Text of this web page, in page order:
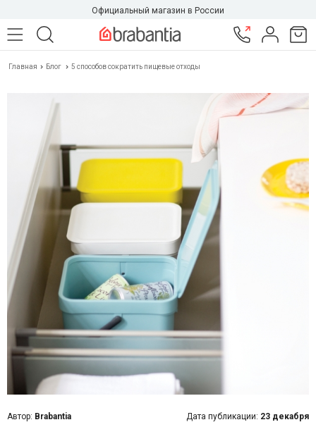
Официальный магазин в России
Главная Блог 5 способов сократить пищевые отходы
Автор: Brabantia Дата публикации: 23 декабря